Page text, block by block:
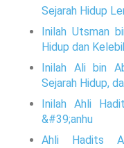
Sejarah Hidup
Inilah Utsman
Hidup dan
Inilah Ali bin
Sejarah Hidup,
Inilah Ahli
&#39;anhu
Ahli Hadits